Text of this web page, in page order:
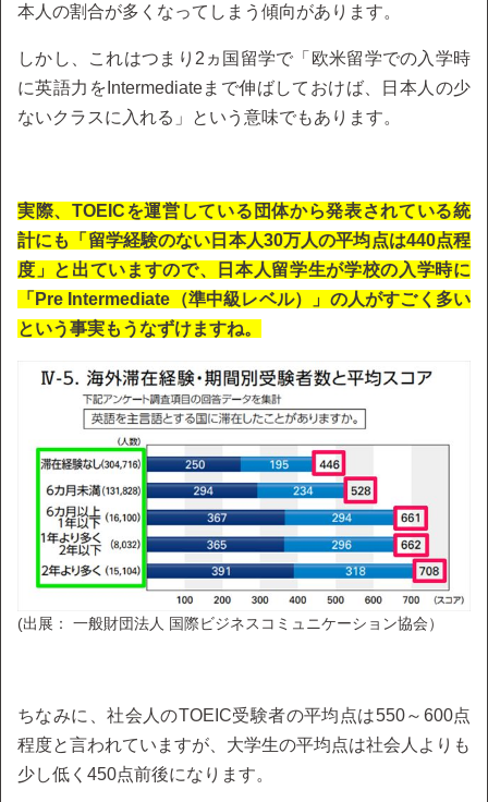
本人の割合が多くなってしまう傾向があります。
しかし、これはつまり2ヵ国留学で「欧米留学での入学時
に英語力をIntermediateまで伸ばしておけば、日本人の少
ないクラスに入れる」という意味でもあります。
実際、TOEICを運営している団体から発表されている統
計にも「留学経験のない日本人30万人の平均点は440点程
度」と出ていますので、日本人留学生が学校の入学時に
「Pre Intermediate（準中級レベル）」の人がすごく多い
という事実もうなずけますね。
(出展： 一般財団法人 国際ビジネスコミュニケーション協会）
ちなみに、社会人のTOEIC受験者の平均点は550～600点
程度と言われていますが、大学生の平均点は社会人よりも
少し低く450点前後になります。